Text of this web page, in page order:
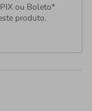
ou Boleto*
produto.